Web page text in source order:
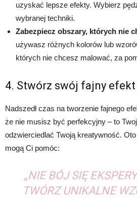
uzyskać lepsze efekty. Wybierz
wybranej techniki.
Zabezpiecz obszary, których nie
używasz różnych kolorów lub
których nie chcesz malować, za
4. Stwórz swój fajny
Nadszedł czas na tworzenie fajnego
że nie musisz być perfekcyjny – to
odzwierciedlać Twoją kreatywność.
mogą Ci pomóc:
„NIE BÓJ SIĘ
TWÓRZ UNIKALNE